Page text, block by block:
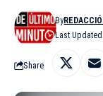
Last
By
Share